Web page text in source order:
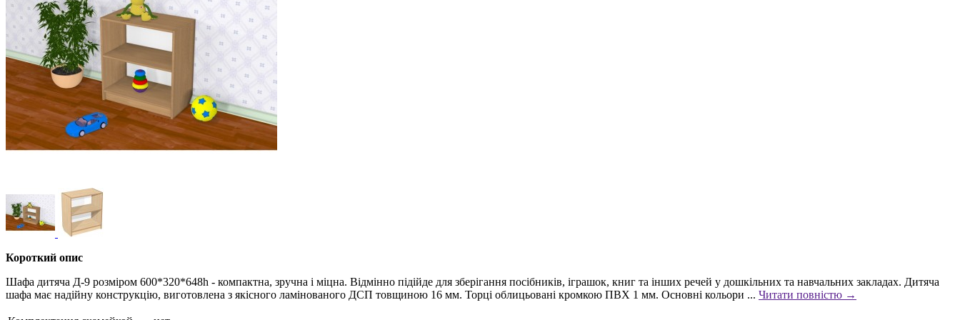
Короткий опис
Шафа дитяча Д-9 розміром 600*320*648h - компактна, зручна і міцна. Відмінно підійде для зберігання посібників, іграшок, книг та інших речей у дошкільних та навчальних закладах. Дитяча
шафа має надійну конструкцію, виготовлена ​​з якісного ламінованого ДСП товщиною 16 мм. Торці облицьовані кромкою ПВХ 1 мм. Основні кольори ... Читати повністю →